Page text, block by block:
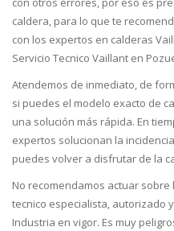
caldera, para lo que te
con los expertos en calderas
Servicio Tecnico Vaillant en
Atendemos de inmediato, de
si puedes el modelo exacto de
una solución más rápida. En
expertos solucionan la
puedes volver a disfrutar de la
No recomendamos actuar
tecnico especialista, autorizado
Industria en vigor. Es muy